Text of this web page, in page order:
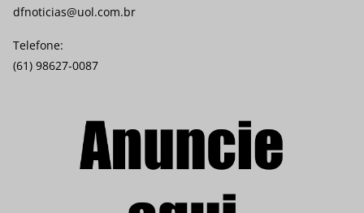
dfnoticias@uol.com.br
Telefone:
(61) 98627-0087